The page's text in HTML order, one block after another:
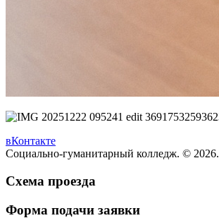
вКонтакте
Социально-гуманитарный колледж. © 2026.
Схема проезда
Форма подачи заявки